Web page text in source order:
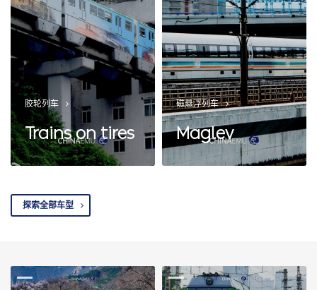
胶轮列车
Trains on tires
磁悬浮列车
Maglev
探索全部车型